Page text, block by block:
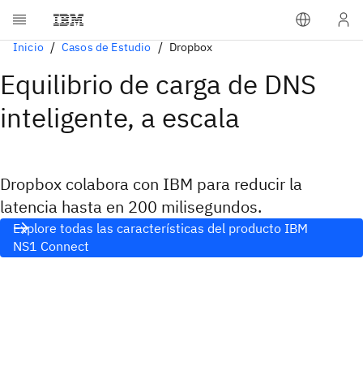
Inicio Casos de Estudio Dropbox
Equilibrio de carga de DNS
inteligente, a escala
Dropbox colabora con IBM para reducir la
latencia hasta en 200 milisegundos.
Explore todas las características del producto IBM
NS1 Connect